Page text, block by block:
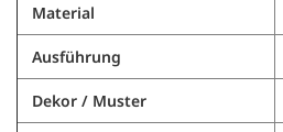
Material
Ausführung
Dekor / Muster